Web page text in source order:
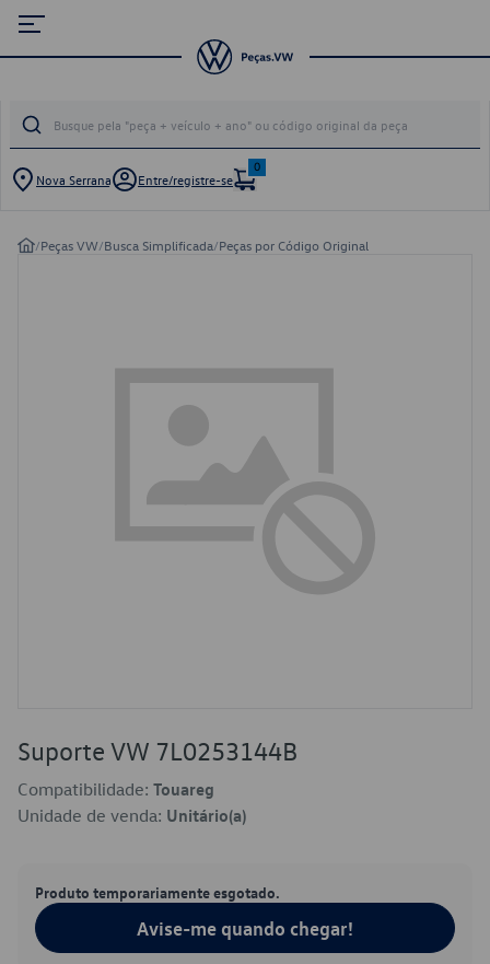
Nova Serrana Entre/registre-se
0
/Peças VW/Busca Simplificada/Peças por Código Original
Suporte VW 7L0253144B
Compatibilidade: Touareg
Unidade de venda: Unitário(a)
Produto temporariamente esgotado.
Avise-me quando chegar!